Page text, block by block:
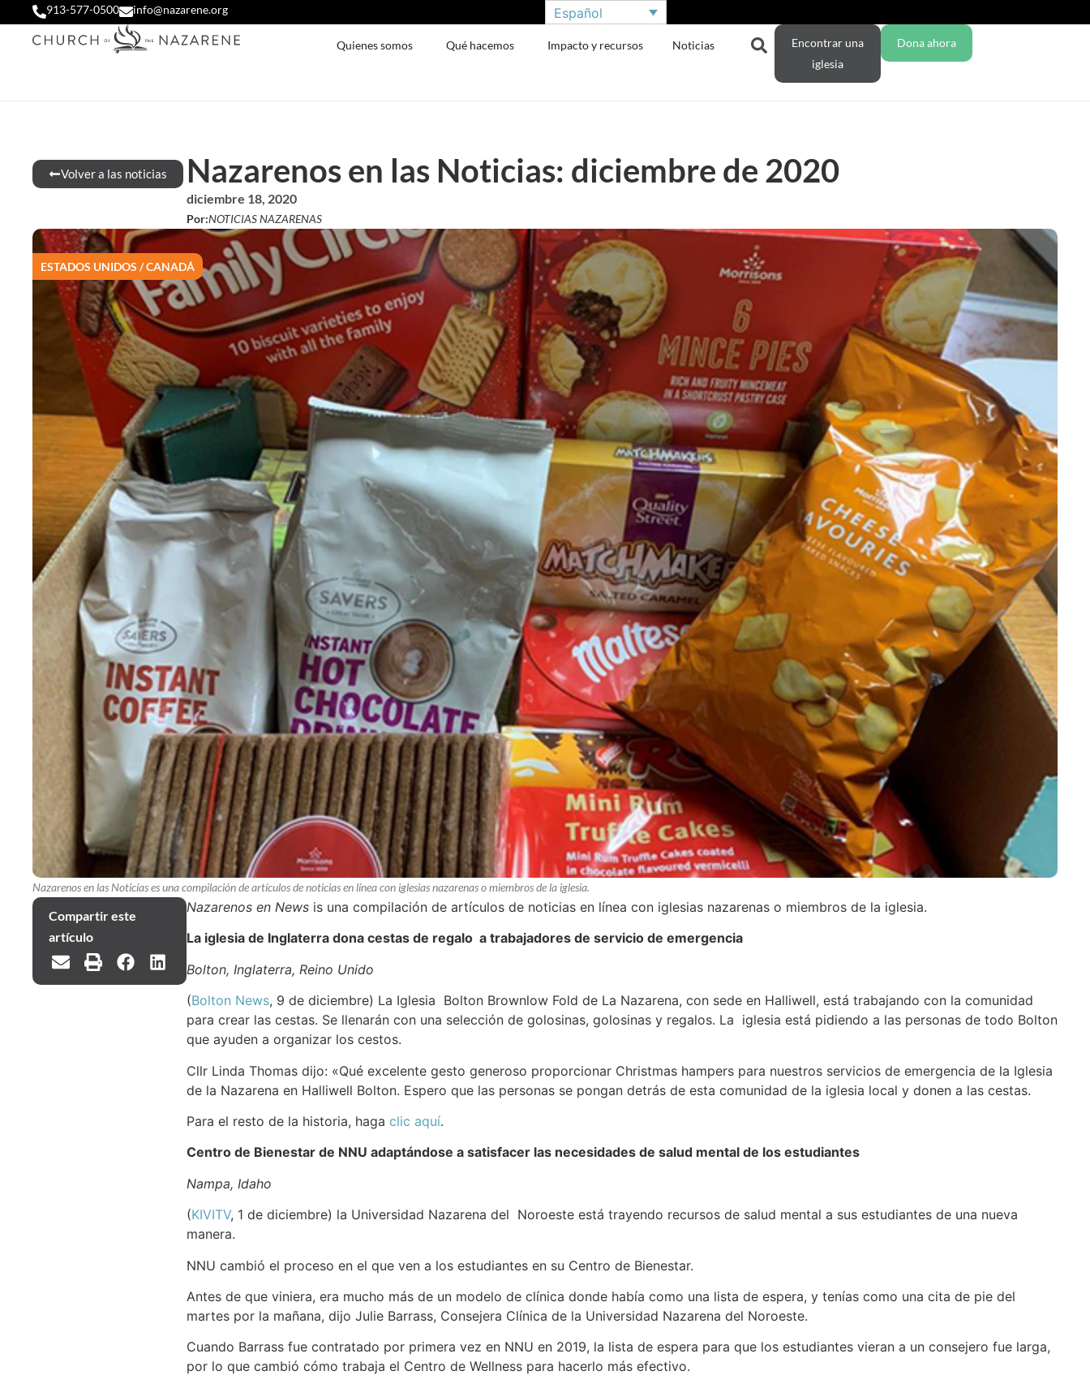
913-577-0500 info@nazarene.org Español
Quienes somos Qué hacemos Impacto y recursos Noticias
Encontrar una
iglesia
Dona ahora
Volver a las noticias Nazarenos en las Noticias: diciembre de 2020
diciembre 18, 2020
Por:NOTICIAS NAZARENAS
ESTADOS UNIDOS / CANADÁ
Nazarenos en las Noticias es una compilación de artículos de noticias en línea con iglesias nazarenas o miembros de la iglesia.
Compartir este
artículo
Nazarenos en Newsis una compilación de artículos de noticias en línea con iglesias nazarenas o miembros de la iglesia.
La iglesia de Inglaterra dona cestas de regalo a trabajadores de servicio de emergencia
Bolton, Inglaterra, Reino Unido
(Bolton News, 9 de diciembre) La Iglesia Bolton Brownlow Fold de La Nazarena, con sede en Halliwell, está trabajando con la comunidad
para crear las cestas. Se llenarán con una selección de golosinas, golosinas y regalos. La iglesia está pidiendo a las personas de todo Bolton
que ayuden a organizar los cestos.
Cllr Linda Thomas dijo: «Qué excelente gesto generoso proporcionar Christmas hampers para nuestros servicios de emergencia de la Iglesia
de la Nazarena en Halliwell Bolton. Espero que las personas se pongan detrás de esta comunidad de la iglesia local y donen a las cestas.
Para el resto de la historia, haga clic aquí.
Centro de Bienestar de NNU adaptándose a satisfacer las necesidades de salud mental de los estudiantes
Nampa, Idaho
(KIVITV, 1 de diciembre) la Universidad Nazarena del Noroeste está trayendo recursos de salud mental a sus estudiantes de una nueva
manera.
NNU cambió el proceso en el que ven a los estudiantes en su Centro de Bienestar.
Antes de que viniera, era mucho más de un modelo de clínica donde había como una lista de espera, y tenías como una cita de pie del
martes por la mañana, dijo Julie Barrass, Consejera Clínica de la Universidad Nazarena del Noroeste.
Cuando Barrass fue contratado por primera vez en NNU en 2019, la lista de espera para que los estudiantes vieran a un consejero fue larga,
por lo que cambió cómo trabaja el Centro de Wellness para hacerlo más efectivo.